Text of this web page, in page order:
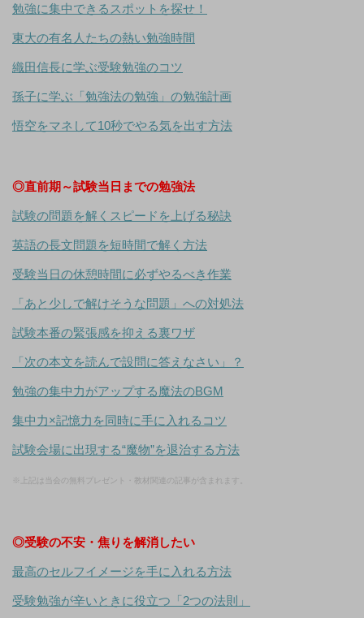
勉強に集中できるスポットを探せ！
東大の有名人たちの熱い勉強時間
織田信長に学ぶ受験勉強のコツ
孫子に学ぶ「勉強法の勉強」の勉強計画
悟空をマネして10秒でやる気を出す方法
◎直前期～試験当日までの勉強法
試験の問題を解くスピードを上げる秘訣
英語の長文問題を短時間で解く方法
受験当日の休憩時間に必ずやるべき作業
「あと少しで解けそうな問題」への対処法
試験本番の緊張感を抑える裏ワザ
「次の本文を読んで設問に答えなさい」？
勉強の集中力がアップする魔法のBGM
集中力×記憶力を同時に手に入れるコツ
試験会場に出現する“魔物”を退治する方法
※上記は当会の無料プレゼント・教材関連の記事が含まれます。
◎受験の不安・焦りを解消したい
最高のセルフイメージを手に入れる方法
受験勉強が辛いときに役立つ「2つの法則」